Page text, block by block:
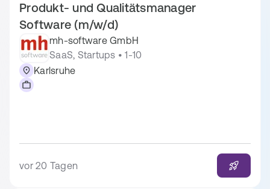
Produkt- und Qualitätsmanager
Software (m/w/d)
mh-software GmbH
SaaS, Startups • 1-10
Karlsruhe
vor 20 Tagen